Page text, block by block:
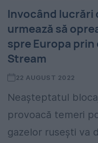
Invocând lucrări
urmează să
spre Europa
Stream
22 AUGUST 2022
Neașteptatul
provoacă temeri
gazelor rusești va